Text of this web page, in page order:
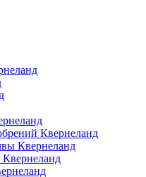
Квернеланд
Квернеланд
Квернеланд